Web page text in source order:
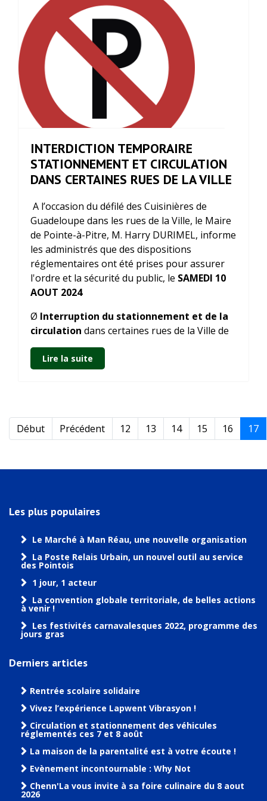
INTERDICTION TEMPORAIRE
STATIONNEMENT ET CIRCULATION
DANS CERTAINES RUES DE LA VILLE
A l’occasion du défilé des Cuisinières de
Guadeloupe dans les rues de la Ville, le Maire
de Pointe-à-Pitre, M. Harry DURIMEL, informe
les administrés que des dispositions
réglementaires ont été prises pour assurer
l'ordre et la sécurité du public, le SAMEDI 10
AOUT 2024
Ø Interruption du stationnement et de la
circulation dans certaines rues de la Ville de
Lire la suite
Début Précédent 12 13 14 15 16 17
Les plus populaires
Le Marché à Man Réau, une nouvelle organisation
La Poste Relais Urbain, un nouvel outil au service
des Pointois
1 jour, 1 acteur
La convention globale territoriale, de belles actions
à venir !
Les festivités carnavalesques 2022, programme des
jours gras
Derniers articles
Rentrée scolaire solidaire
Vivez l’expérience Lapwent Vibrasyon !
Circulation et stationnement des véhicules
réglementés ces 7 et 8 août
La maison de la parentalité est à votre écoute !
Evènement incontournable : Why Not
Chenn'La vous invite à sa foire culinaire du 8 aout
2026